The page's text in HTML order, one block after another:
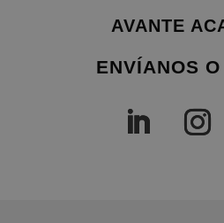
AVANTE
ENVÍANOS